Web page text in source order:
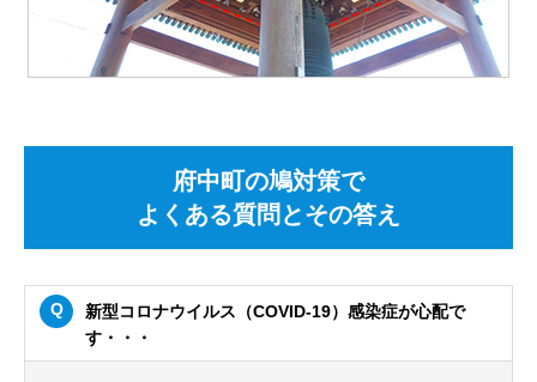
府中町の鳩対策で
よくある質問とその答え
新型コロナウイルス（COVID-19）感染症が心配で
す・・・